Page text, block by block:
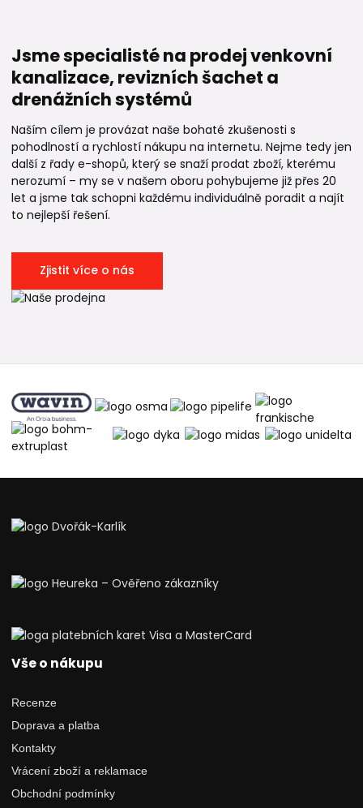
Jsme specialisté na prodej venkovní
kanalizace, revizních šachet a
drenážních systémů
Naším cílem je provázat naše bohaté zkušenosti s
pohodlností a rychlostí nákupu na internetu. Nejme tedy jen
další z řady e-shopů, který se snaží prodat zboží, kterému
nerozumí – my se v našem oboru pohybujeme již přes 20
let a jsme tak schopni každému individuálně poradit a najít
to nejlepší řešení.
Zjistit více o nás
Vše o nákupu
Recenze
Doprava a platba
Kontakty
Vrácení zboží a reklamace
Obchodní podmínky